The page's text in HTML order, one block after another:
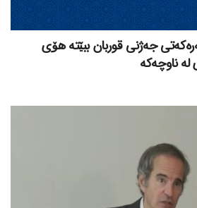
جەژنی قوربان ببێتە هۆی
ناوچەکە